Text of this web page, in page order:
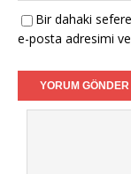
Bir dahaki
e-posta adresimi